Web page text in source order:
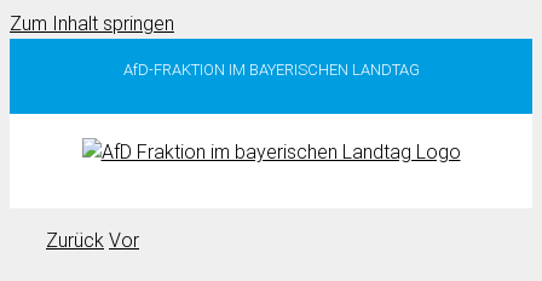
Zum Inhalt springen
AfD-FRAKTION IM BAYERISCHEN LANDTAG
Zurück Vor